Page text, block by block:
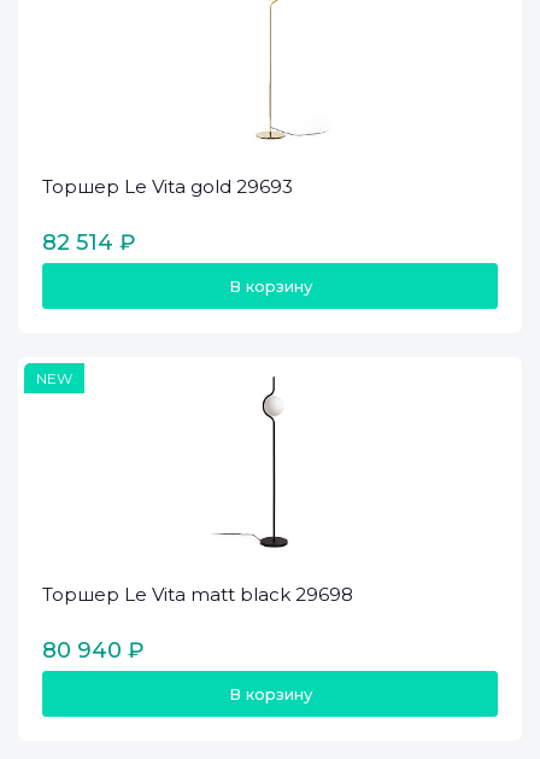
Торшер Le Vita gold 29693
82 514 ₽
В корзину
NEW
Торшер Le Vita matt black 29698
80 940 ₽
В корзину